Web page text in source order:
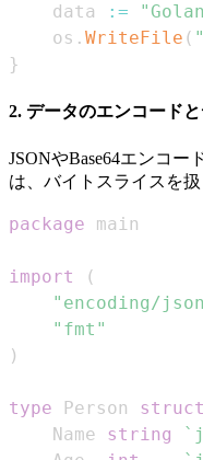
    data
:=
    os
. WriteFile (
}
2. データのエンコード
JSONやBase64エンコ
は、バイトスライスを扱
package
import
(
"encoding/
"fmt"
)
type Person struct
    Name
string